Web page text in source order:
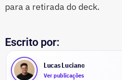
para a retirada do deck.
Escrito por:
Lucas Luciano
Ver publicações